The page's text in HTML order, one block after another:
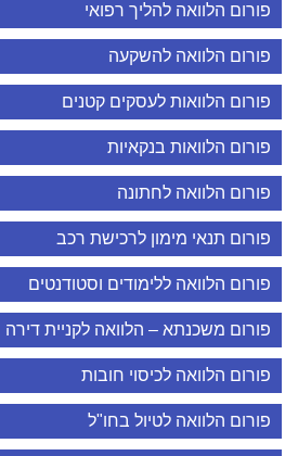
פורום הלוואה להליך רפואי
פורום הלוואה להשקעה
פורום הלוואות לעסקים קטנים
פורום הלוואות בנקאיות
פורום הלוואה לחתונה
פורום תנאי מימון לרכישת רכב
פורום הלוואה ללימודים וסטודנטים
פורום משכנתא – הלוואה לקניית דירה
פורום הלוואה לכיסוי חובות
פורום הלוואה לטיול בחו"ל